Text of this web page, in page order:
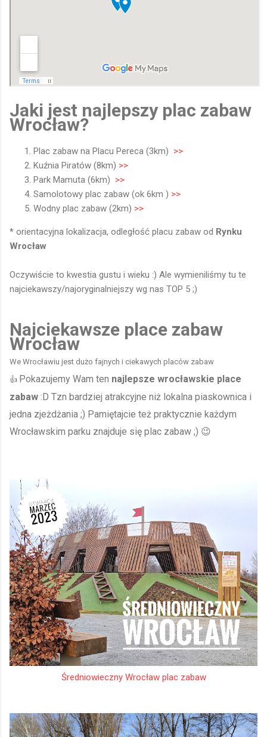
Jaki jest najlepszy plac zabaw
Wrocław?
Plac zabaw na Placu Pereca (3km) >>
Kuźnia Piratów (8km) >>
Park Mamuta (6km) >>
Samolotowy plac zabaw (ok 6km ) >>
Wodny plac zabaw (2km) >>
* orientacyjna lokalizacja, odległość placu zabaw od Rynku
Wrocław
Oczywiście to kwestia gustu i wieku :) Ale wymieniliśmy tu te
najciekawszy/najoryginalniejszy wg nas TOP 5 ;)
Najciekawsze place zabaw
Wrocław
We Wrocławiu jest dużo fajnych i ciekawych placów zabaw
👍 Pokazujemy Wam ten najlepsze wrocławskie place
zabaw :D Tzn bardziej atrakcyjne niż lokalna piaskownica i
jedna zjeżdżania ;) Pamiętajcie też praktycznie każdym
Wrocławskim parku znajduje się plac zabaw ;) 😉
Średniowieczny Wrocław plac zabaw